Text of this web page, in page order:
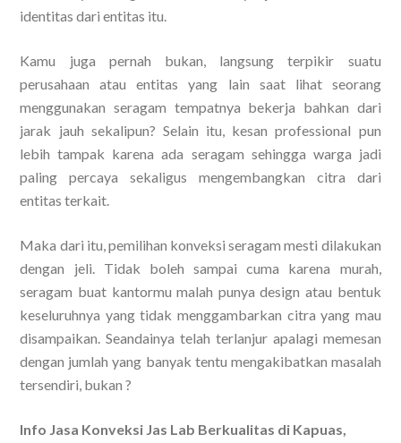
identitas dari entitas itu.
Kamu juga pernah bukan, langsung terpikir suatu
perusahaan atau entitas yang lain saat lihat seorang
menggunakan seragam tempatnya bekerja bahkan dari
jarak jauh sekalipun? Selain itu, kesan professional pun
lebih tampak karena ada seragam sehingga warga jadi
paling percaya sekaligus mengembangkan citra dari
entitas terkait.
Maka dari itu, pemilihan konveksi seragam mesti dilakukan
dengan jeli. Tidak boleh sampai cuma karena murah,
seragam buat kantormu malah punya design atau bentuk
keseluruhnya yang tidak menggambarkan citra yang mau
disampaikan. Seandainya telah terlanjur apalagi memesan
dengan jumlah yang banyak tentu mengakibatkan masalah
tersendiri, bukan ?
Info Jasa Konveksi Jas Lab Berkualitas di Kapuas,